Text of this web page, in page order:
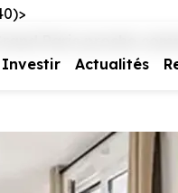
Investir Actualités
Paris proche